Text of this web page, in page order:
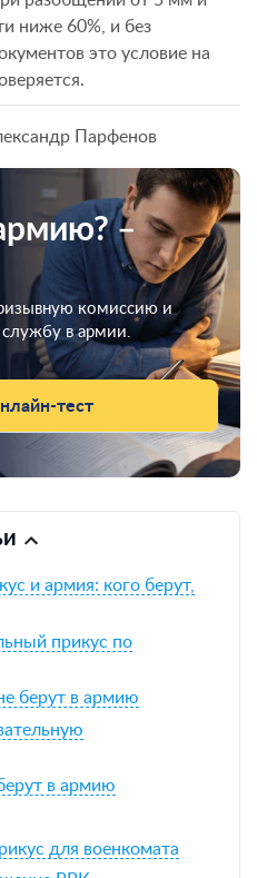
ниже 60%, и без
это условие на
Парфенов
–
комиссию и
службу в армии.
тест
и армия: кого берут,
прикус по
берут в армию
в армию
для военкомата